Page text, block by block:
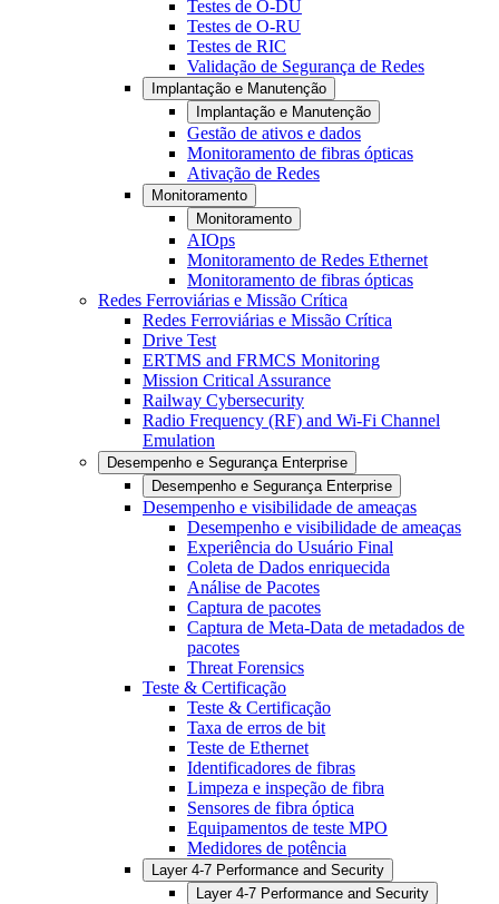
Testes de O-DU
Testes de O-RU
Testes de RIC
Validação de Segurança de Redes
Implantação e Manutenção
Implantação e Manutenção
Gestão de ativos e dados
Monitoramento de fibras ópticas
Ativação de Redes
Monitoramento
Monitoramento
AIOps
Monitoramento de Redes Ethernet
Monitoramento de fibras ópticas
Redes Ferroviárias e Missão Crítica
Redes Ferroviárias e Missão Crítica
Drive Test
ERTMS and FRMCS Monitoring
Mission Critical Assurance
Railway Cybersecurity
Radio Frequency (RF) and Wi-Fi Channel
Emulation
Desempenho e Segurança Enterprise
Desempenho e Segurança Enterprise
Desempenho e visibilidade de ameaças
Desempenho e visibilidade de ameaças
Experiência do Usuário Final
Coleta de Dados enriquecida
Análise de Pacotes
Captura de pacotes
Captura de Meta-Data de metadados de
pacotes
Threat Forensics
Teste & Certificação
Teste & Certificação
Taxa de erros de bit
Teste de Ethernet
Identificadores de fibras
Limpeza e inspeção de fibra
Sensores de fibra óptica
Equipamentos de teste MPO
Medidores de potência
Layer 4-7 Performance and Security
Layer 4-7 Performance and Security